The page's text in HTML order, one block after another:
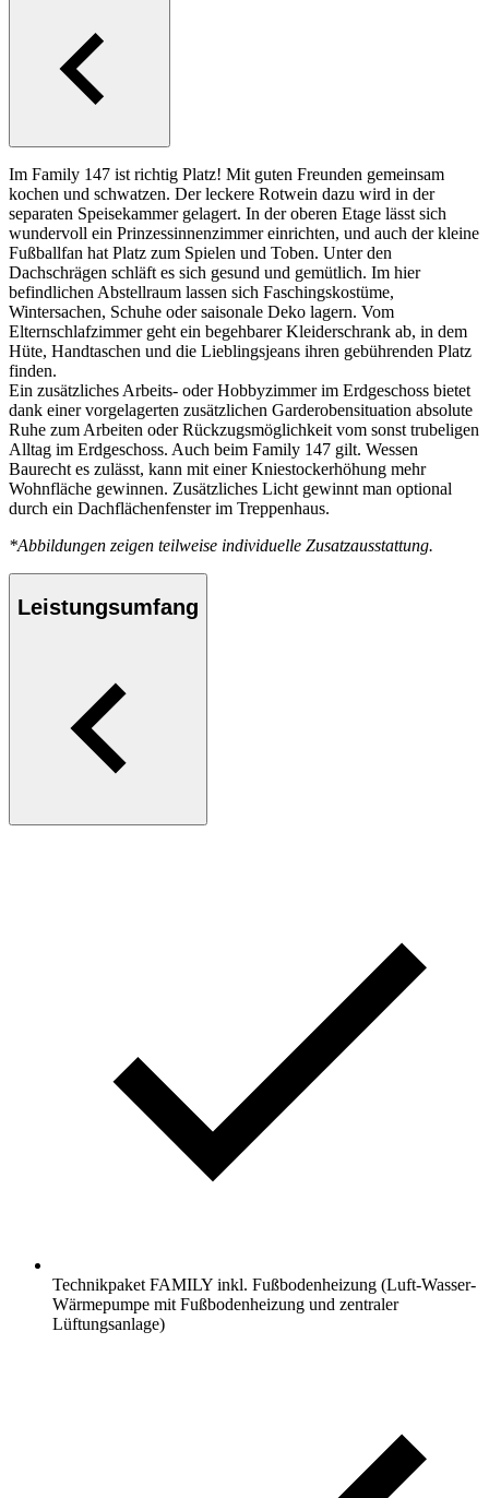
Im Family 147 ist richtig Platz! Mit guten Freunden gemeinsam
kochen und schwatzen. Der leckere Rotwein dazu wird in der
separaten Speisekammer gelagert. In der oberen Etage lässt sich
wundervoll ein Prinzessinnenzimmer einrichten, und auch der kleine
Fußballfan hat Platz zum Spielen und Toben. Unter den
Dachschrägen schläft es sich gesund und gemütlich. Im hier
befindlichen Abstellraum lassen sich Faschingskostüme,
Wintersachen, Schuhe oder saisonale Deko lagern. Vom
Elternschlafzimmer geht ein begehbarer Kleiderschrank ab, in dem
Hüte, Handtaschen und die Lieblingsjeans ihren gebührenden Platz
finden.
Ein zusätzliches Arbeits- oder Hobbyzimmer im Erdgeschoss bietet
dank einer vorgelagerten zusätzlichen Garderobensituation absolute
Ruhe zum Arbeiten oder Rückzugsmöglichkeit vom sonst trubeligen
Alltag im Erdgeschoss. Auch beim Family 147 gilt. Wessen
Baurecht es zulässt, kann mit einer Kniestockerhöhung mehr
Wohnfläche gewinnen. Zusätzliches Licht gewinnt man optional
durch ein Dachflächenfenster im Treppenhaus.
*Abbildungen zeigen teilweise individuelle Zusatzausstattung.
Leistungsumfang
Technikpaket FAMILY inkl. Fußbodenheizung (Luft-Wasser-
Wärmepumpe mit Fußbodenheizung und zentraler
Lüftungsanlage)